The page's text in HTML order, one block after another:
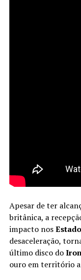
Apesar de ter
britânica, a
impacto nos
desaceleração,
último disco do
ouro em território